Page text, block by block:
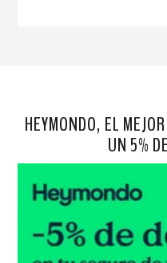
HEYMONDO, EL
UN 5%